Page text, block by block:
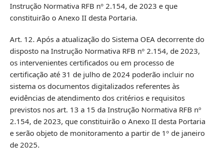
Instrução Normativa RFB nº 2.154, de 2023 e que
constituirão o Anexo II desta Portaria.
Art. 12. Após a atualização do Sistema OEA decorrente do
disposto na Instrução Normativa RFB nº 2.154, de 2023,
os intervenientes certificados ou em processo de
certificação até 31 de julho de 2024 poderão incluir no
sistema os documentos digitalizados referentes às
evidências de atendimento dos critérios e requisitos
previstos nos art. 13 a 15 da Instrução Normativa RFB nº
2.154, de 2023, que constituirão o Anexo II desta Portaria
e serão objeto de monitoramento a partir de 1º de janeiro
de 2025.